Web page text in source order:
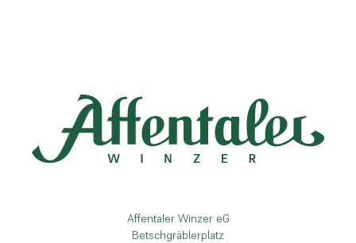
Affentaler Winzer eG
Betschgräblerplatz